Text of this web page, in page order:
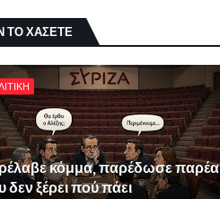
ΤΟ ΧΑΣΕΤΕ
κόμμα, παρέδωσε παρέα
δεν ξέρει πού πάει